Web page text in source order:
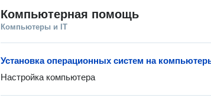
Компьютерная помощь
Компьютеры и IT
Установка операционных систем на
Настройка компьютера